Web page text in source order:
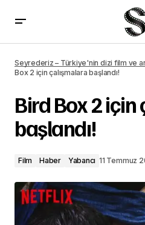
Seyrederiz – Türkiye'nin dizi film ve
Box 2 için çalışmalara başlandı!
Bird Box 2 için
başlandı!
Film Haber Yabancı 11 Temmuz